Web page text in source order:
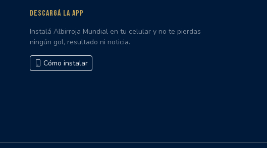
DESCARGÁ LA APP
Instalá Albirroja Mundial en tu celular y no te pierdas
ningún gol, resultado ni noticia.
Cómo instalar